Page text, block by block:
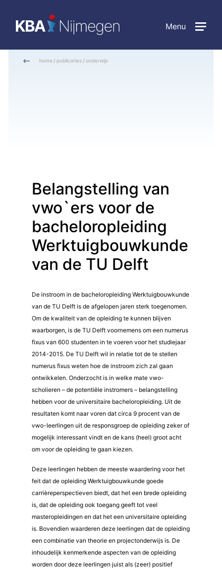
Menu
home / publicaties /onderwijs
Belangstelling van
vwo`ers voor de
bacheloropleiding
Werktuigbouwkunde
van de TU Delft
De instroom in de bacheloropleiding Werktuigbouwkunde
van de TU Delft is de afgelopen jaren sterk toegenomen.
Om de kwaliteit van de opleiding te kunnen blijven
waarborgen, is de TU Delft voornemens om een numerus
fixus van 600 studenten in te voeren voor het studiejaar
2014-2015. De TU Delft wil in relatie tot de te stellen
numerus fixus weten hoe de instroom zich zal gaan
ontwikkelen. Onderzocht is in welke mate vwo-
scholieren – de potentiële instromers – belangstelling
hebben voor de universitaire bacheloropleiding. Uit de
resultaten komt naar voren dat circa 9 procent van de
vwo-leerlingen uit de responsgroep de opleiding zeker of
mogelijk interessant vindt en de kans (heel) groot acht
om voor de opleiding te gaan kiezen.
Deze leerlingen hebben de meeste waardering voor het
feit dat de opleiding Werktuigbouwkunde goede
carrièreperspectieven biedt, dat het een brede opleiding
is, dat de opleiding ook toegang geeft tot veel
masteropleidingen en dat het een universitaire opleiding
is. Bovendien waarderen deze leerlingen dat de opleiding
een combinatie van theorie en projectonderwijs is. De
inhoudelijk kenmerkende aspecten van de opleiding
worden door deze leerlingen juist als (zeer) positief